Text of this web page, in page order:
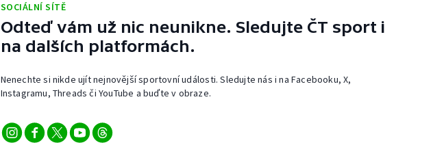
SOCIÁLNÍ SÍTĚ
Odteď vám už nic neunikne. Sledujte ČT sport i
na dalších platformách.
Nenechte si nikde ujít nejnovější sportovní události. Sledujte nás i na Facebooku, X,
Instagramu, Threads či YouTube a buďte v obraze.